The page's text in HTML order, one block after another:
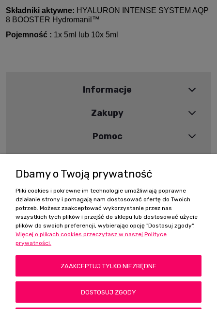
Składniki aktywne: HYALURON INTENSE SYSTEM AQP
8 BOOSTER Hydromanil™
Pojemność : 1x 5ml lub 10x 5ml
Informacje
Zakupy
Pomoc
Szybki kontakt
Zamówienia:
+48 668 525 914
+48 502 780 962
75-430 Koszalin
Dane do przelewu
Dbamy o Twoją prywatność
Pliki cookies i pokrewne im technologie umożliwiają poprawne
działanie strony i pomagają nam dostosować ofertę do Twoich
potrzeb. Możesz zaakceptować wykorzystanie przez nas
wszystkich tych plików i przejść do sklepu lub dostosować użycie
plików do swoich preferencji, wybierając opcję "Dostosuj zgody".
Więcej o plikach cookies przeczytasz w naszej Polityce
prywatności.
ZAAKCEPTUJ TYLKO NIEZBĘDNE
DOSTOSUJ ZGODY